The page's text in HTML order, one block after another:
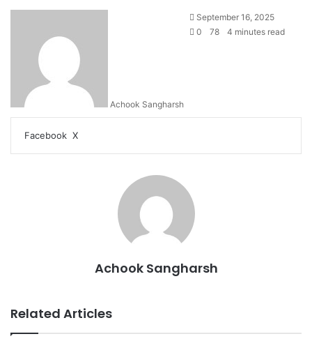
Achook Sangharsh
September 16, 2025
0
78 4 minutes read
Facebook X
Achook Sangharsh
Related Articles